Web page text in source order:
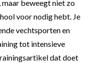
beweegt niet zo
voor nodig hebt. Je
vechtsporten en
tot intensieve
dat doet